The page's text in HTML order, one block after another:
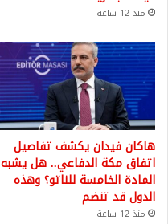
منذ 12 ساعة
هاكان فيدان يكشف تفاصيل
اتفاق مكة الدفاعي.. هل يشبه
المادة الخامسة للناتو؟ وهذه
الدول قد تنضم
منذ 12 ساعة